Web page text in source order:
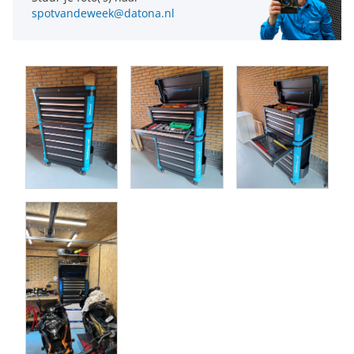
46 centimeter en een hoogte van 106 centimeter. De laden
van de gereedschapskar hebben verschillende hoogtes: 2
hoge lades en 3 lage lades. De lades hebben een
raden om de bovenste lades minder zwaar te belasten dan
de onderste lades.
Afmetingen lades:
Bovenste 3 lades: 52.5 x 40 x 8.5 cm
Onderste 2 lades: 52.5 x 40 x 12 cm
Als je net wat meer opbergruimte nodig hebt, zou je ook eens
kunnen kijken naar de
gereedschapswagen van Datona. Ook bij deze varianten is
het mogelijk om een passende
je nog meer tools op kunt bergen. Voor extra voordeel kun je
ervoor kiezen om de complete set met de
gereedschapswagen “L” en de gereedschapskist “L”
halen.
spotvandeweek@datona.nl